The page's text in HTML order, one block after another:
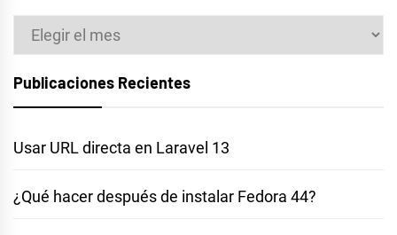
Archivos
Publicaciones Recientes
Usar URL directa en Laravel 13
¿Qué hacer después de instalar Fedora 44?